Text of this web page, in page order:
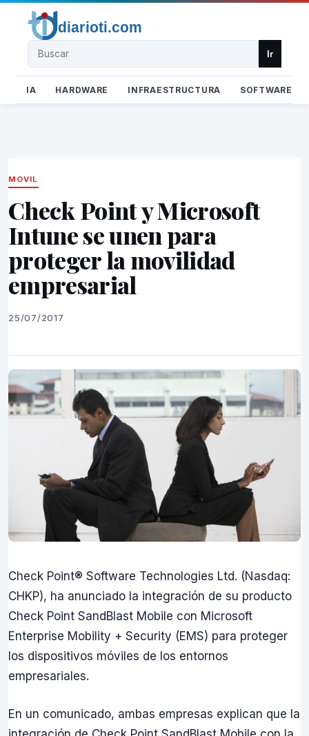
Buscar Ir
IA HARDWARE INFRAESTRUCTURA SOFTWARE
MOVIL
Check Point y Microsoft
Intune se unen para
proteger la movilidad
empresarial
25/07/2017
Check Point® Software Technologies Ltd. (Nasdaq:
CHKP), ha anunciado la integración de su producto
Check Point SandBlast Mobile con Microsoft
Enterprise Mobility + Security (EMS) para proteger
los dispositivos móviles de los entornos
empresariales.
En un comunicado, ambas empresas explican que la